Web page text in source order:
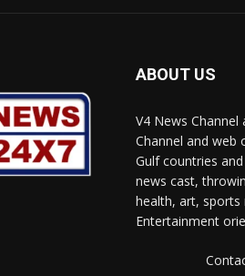
ABOUT US
V4 News
Channel and web
Gulf countries
news cast,
health, art, sports
Entertainment